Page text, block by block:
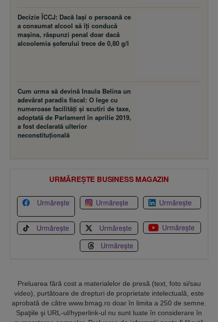
Decizie ÎCCJ: Dacă laşi o persoană ce
a consumat alcool să îţi conducă
maşina, răspunzi penal doar dacă
alcoolemia şoferului trece de 0,80 g/l
Cum urma să devină Insula Belina un
adevărat paradis fiscal: O lege cu
numeroase facilităţi şi scutiri de taxe,
adoptată de Parlament în aprilie 2019,
a fost declarată ulterior
neconstituţională
URMĂREȘTE BUSINESS MAGAZIN
Urmărește Urmărește Urmărește
Urmărește Urmărește
Urmărește
Urmărește
Preluarea fără cost a materialelor de presă (text, foto si/sau
video), purtătoare de drepturi de proprietate intelectuală, este
aprobată de către www.bmag.ro doar în limita a 250 de semne.
Spaţiile şi URL-ul/hyperlink-ul nu sunt luate în considerare în